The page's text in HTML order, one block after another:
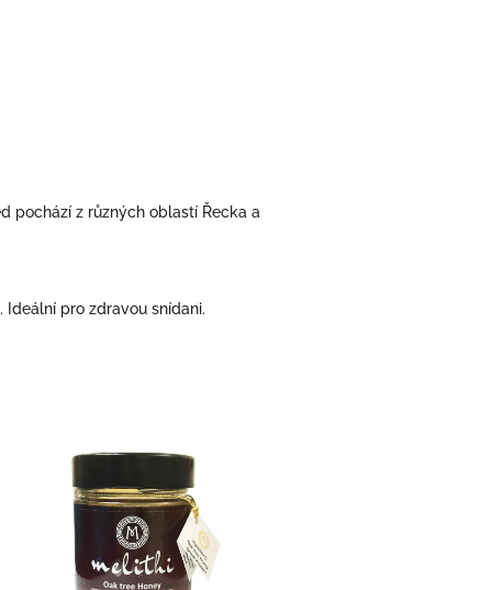
pochází z různých oblastí Řecka a
pro zdravou snídani.